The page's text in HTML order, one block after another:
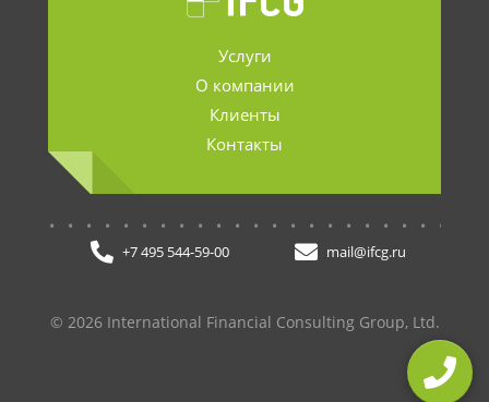
Услуги
О компании
Клиенты
Контакты
+7 495 544-59-00 mail@ifcg.ru
© 2026 International Financial Consulting Group, Ltd.